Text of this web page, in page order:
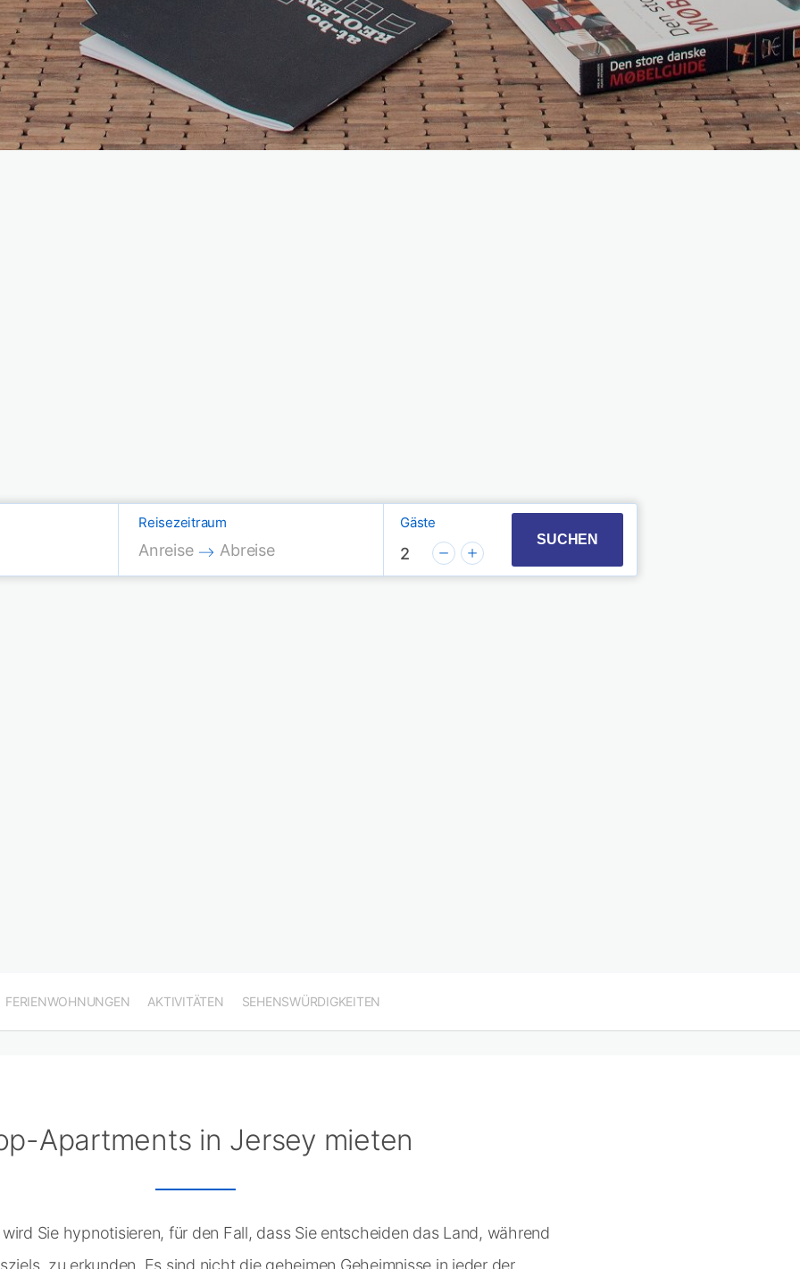
Reisezeitraum
Press the down arrow key to interact with the calendar and select a date. Press the
Anreise
Press the down arrow key to interact with the calendar and select a date.
Abreise
Gäste
2
SUCHEN
FERIENWOHNUNGEN AKTIVITÄTEN SEHENSWÜRDIGKEITEN
Apartments in Jersey mieten
Sie hypnotisieren, für den Fall, dass Sie entscheiden das Land, während
zu erkunden. Es sind nicht die geheimen Geheimnisse in jeder der